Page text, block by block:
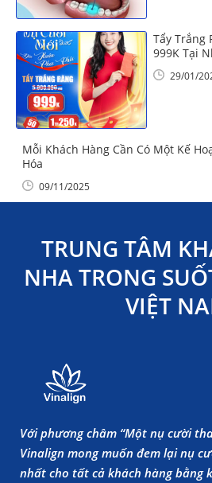
Tẩy Trắng
999K Tại
29/01/
Mỗi Khách Hàng Cần Có Một Kế
Hóa
09/11/2025
TRUNG TÂM
NHA TRONG
VIỆT
Với phương châm “Một nụ cười
Vinalign mong muốn đem lại nụ
nhất cho tất cả khách hàng bằng